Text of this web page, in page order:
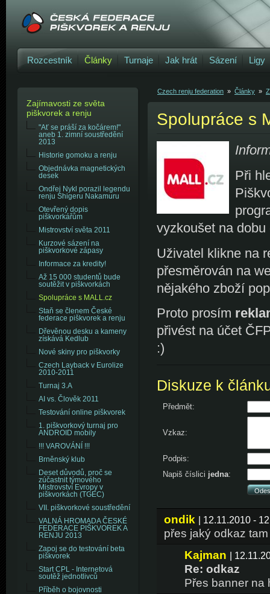
Spolupráce s
Při
vyzkoušet na
Uživatel klikne na
přesměrován na
nějakého zboží
Proto prosím
přivést na účet
:)
Diskuze k
Předmět:
Vzkaz:
Podpis:
Napiš číslici jedna:
ondik | 12.11.2010 -
přes jaký odkaz
Kajman |
Re: odkaz
Přes banner na
Zajímavosti ze světa
piškvorek a renju
"Ať se práší za kočárem!"
aneb 1. zimní soustředění
2013
Historie gomoku a renju
Objednávka magnetických
desek
Ondřej Nykl porazil legendu
renju Shigeru Nakamuru
Otevřený dopis
piškvorkářům
Mistrovství světa 2011
Kurzové sázení na
piškvorkové zápasy
Informace za kredity!
Až 15 000 studentů bude
soutěžit v piškvorkách
Spolupráce s MALL.cz
Staň se členem České
federace piškvorek a renju
Dřevěnou desku a kameny
získává Kedlub
Nové skiny pro piškvorky
Czech Layback v Eurolize
2010-2011
Turnaj 3.A
AI vs. Člověk 2011
Testování online piškvorek
1. piškvorkový turnaj pro
ANDROID mobily
!!! VAROVÁNÍ !!!
Brněnský klub
Deset důvodů, proč se
zúčastnit týmového
Mistrovství Evropy v
piškvorkách (TGEC)
VII. piškvorkové soustředění
VALNÁ HROMADA ČESKÉ
FEDERACE PIŠKVOREK A
RENJU 2013
Zapoj se do testování beta
piškvorek
Start CPL - Internetová
soutěž jednotlivců
Příběh o bojovnosti
Czech renju federation » Články »
Rozcestník Články Turnaje Jak hrát Sázení Ligy